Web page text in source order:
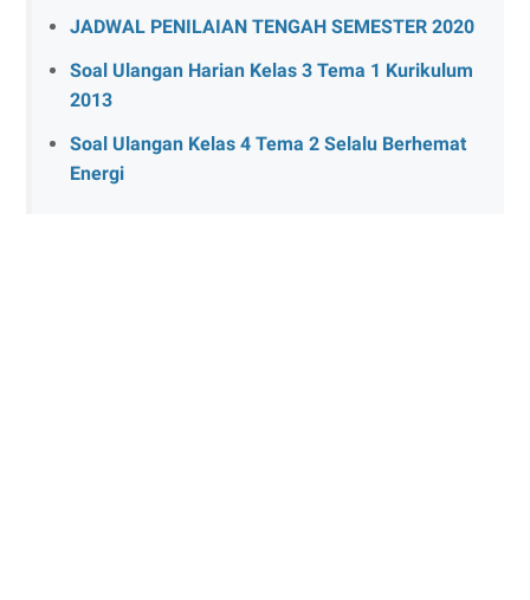
JADWAL PENILAIAN TENGAH SEMESTER 2020
Soal Ulangan Harian Kelas 3 Tema 1 Kurikulum
2013
Soal Ulangan Kelas 4 Tema 2 Selalu Berhemat
Energi